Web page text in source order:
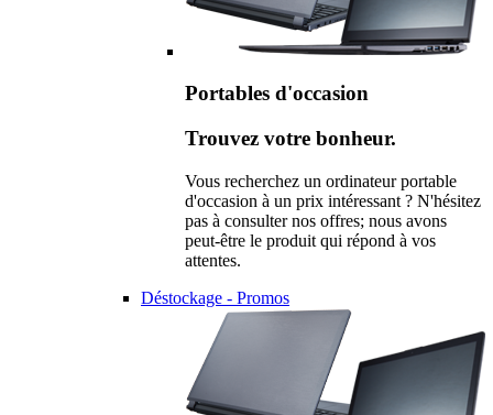
Portables d'occasion
Trouvez votre bonheur.
Vous recherchez un ordinateur portable
d'occasion à un prix intéressant ? N'hésitez
pas à consulter nos offres; nous avons
peut-être le produit qui répond à vos
attentes.
Déstockage - Promos